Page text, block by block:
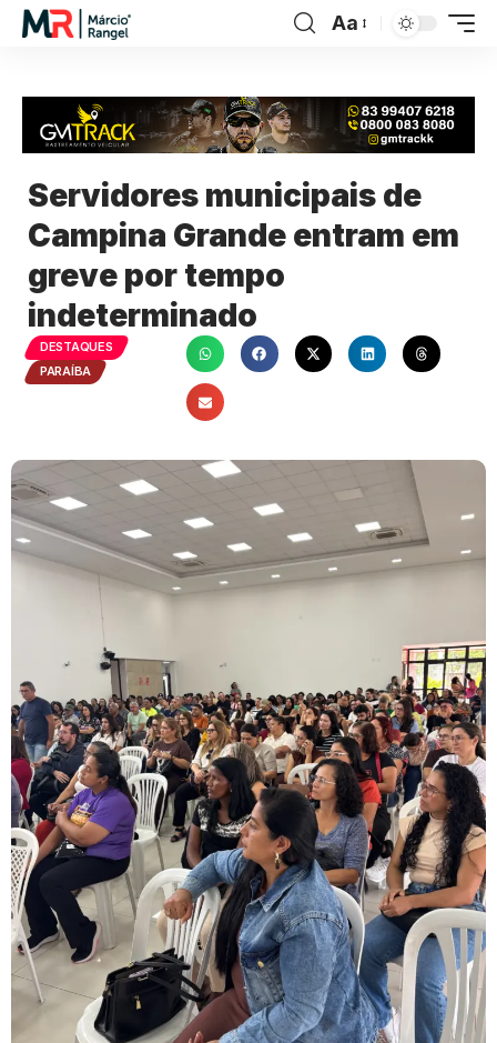
Aa
Servidores municipais de
Campina Grande entram em
greve por tempo
indeterminado
DESTAQUES
PARAÍBA